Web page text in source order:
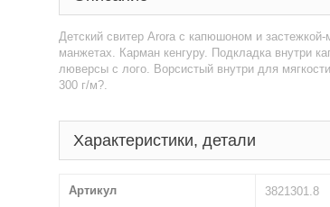
Детский свитер Arora с капюшоном и
манжетах. Карман кенгуру. Подкладка внутри
люверсы с лого. Ворсистый внутри для
300 г/м?.
Характеристики, детали
Артикул 3821301.8